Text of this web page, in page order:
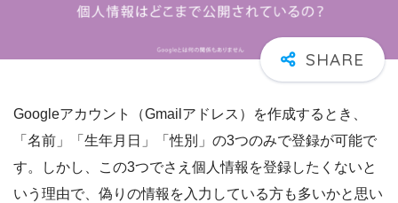
Googleアカウント（Gmailアドレス）を作成するとき、
「名前」「生年月日」「性別」の3つのみで登録が可能で
す。しかし、この3つでさえ個人情報を登録したくないと
いう理由で、偽りの情報を入力している方も多いかと思い